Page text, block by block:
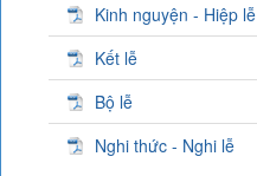
Kinh nguyện - Hiệp lễ
Kết lễ
Bộ lễ
Nghi thức - Nghi lễ